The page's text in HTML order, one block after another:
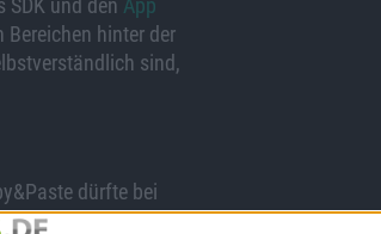
und den App
hinter der
sind,
dürfte bei
einfach und intuitiv